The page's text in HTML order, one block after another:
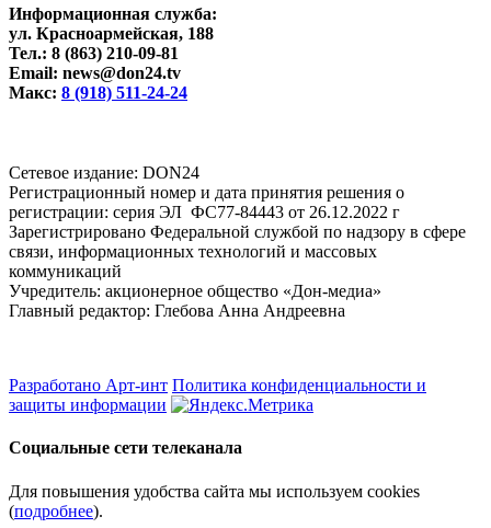
Информационная служба:
ул. Красноармейская, 188
Тел.: 8 (863) 210-09-81
Email: news@don24.tv
Макс: 8 (918) 511-24-24
Cетевое издание: DON24
Регистрационный номер и дата принятия решения о
регистрации: серия ЭЛ ФС77-84443 от 26.12.2022 г
Зарегистрировано Федеральной службой по надзору в сфере
связи, информационных технологий и массовых
коммуникаций
Учредитель: акционерное общество «Дон-медиа»
Главный редактор: Глебова Анна Андреевна
Разработано Арт-инт Политика конфиденциальности и
защиты информации
Социальные сети телеканала
Для повышения удобства сайта мы используем cookies
(подробнее).